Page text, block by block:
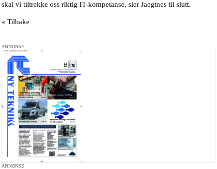
skal vi tiltrekke oss riktig IT-kompetanse, sier Jaegtnes til slutt.
« Tilbake
ANNONSE
ANNONSE